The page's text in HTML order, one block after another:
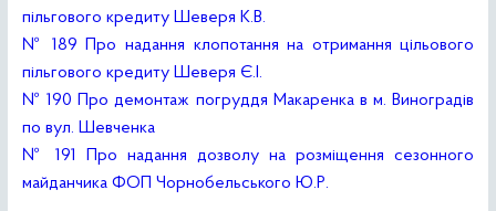
пільгового кредиту Шеверя К.В.
№ 189 Про надання клопотання на отримання цільового
пільгового кредиту Шеверя Є.І.
№ 190 Про демонтаж погруддя Макаренка в м. Виноградів
по вул. Шевченка
№ 191 Про надання дозволу на розміщення сезонного
майданчика ФОП Чорнобельського Ю.Р.